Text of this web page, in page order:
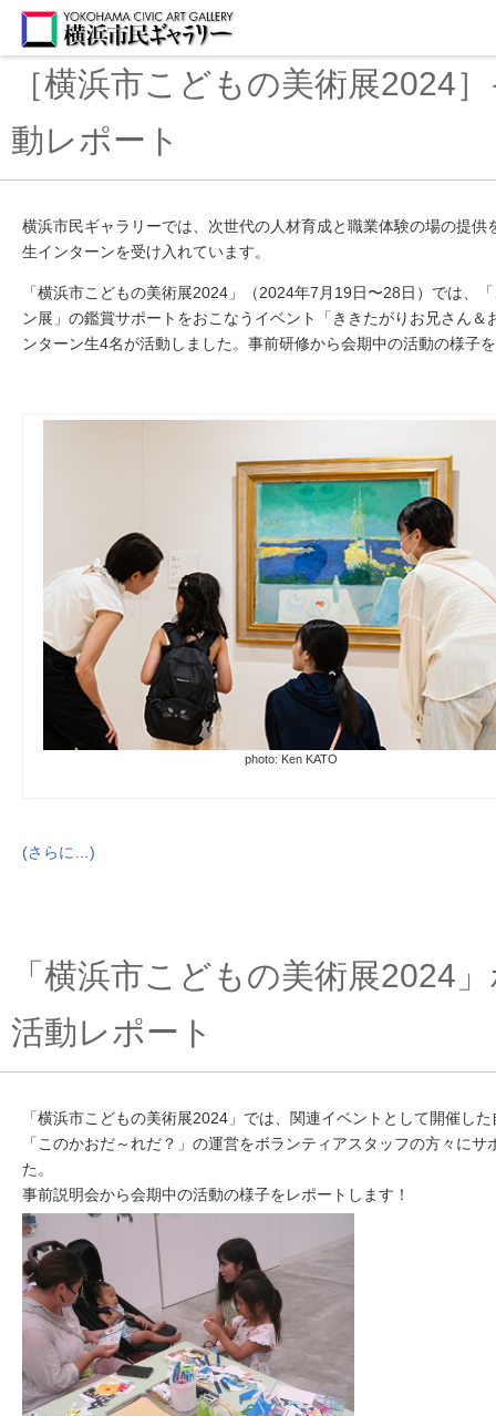
［横浜市こどもの美術展2024
動レポート
横浜市民ギャラリーでは、次世代の人材育成と職業体験の場の提供
生インターンを受け入れています。
「横浜市こどもの美術展2024」 （2024年7 月 19日〜28日）では、
ン展」の鑑賞サポートをおこなうイベント「ききたがりお兄さん＆
ンターン生4名が活動しました。 事前研修から会期中の活動の様子
photo: Ken KATO
(さらに…)
「横浜市こどもの美術展2024
活動レポート
「横浜市こどもの美術展2024」では、関連イベントとして開催し
「このかおだ～れだ？」の運営をボランティアスタッフの方々に
た。
事前説明会から会期中の活動の様子をレポートします！